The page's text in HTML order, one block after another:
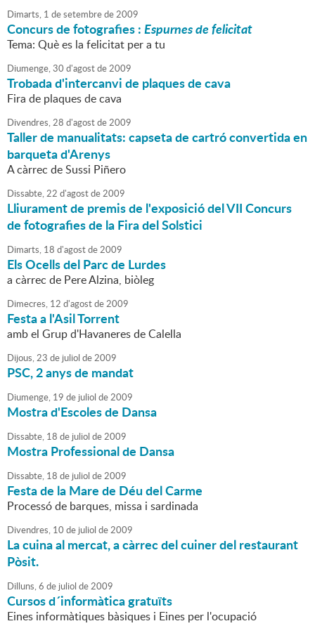
Dimarts, 1 desetembrede2009
Concurs de fotografies :Espurnes de felicitat
Tema: Què es la felicitat per a tu
Diumenge,30 d'agostde2009
Trobada d'intercanvi de plaques de cava
Fira de plaques de cava
Divendres,28 d'agostde2009
Taller de manualitats: capseta de cartró convertida en
barqueta d'Arenys
A càrrec de Sussi Piñero
Dissabte,22 d'agostde2009
Lliurament de premis de l'exposició del VII Concurs
de fotografies de la Fira del Solstici
Dimarts, 18 d'agostde2009
Els Ocells del Parc de Lurdes
a càrrec de Pere Alzina, biòleg
Dimecres, 12 d'agostde2009
Festa a l'Asil Torrent
amb el Grup d'Havaneres de Calella
Dijous,23 de juliol de2009
PSC, 2 anys de mandat
Diumenge, 19 de juliol de2009
Mostra d'Escoles de Dansa
Dissabte, 18 de juliol de2009
Mostra Professional de Dansa
Dissabte, 18 de juliol de2009
Festa de la Mare de Déu del Carme
Processó de barques, missa i sardinada
Divendres, 10 de juliol de2009
La cuina al mercat, a càrrec del cuiner del restaurant
Pòsit.
Dilluns,6 de juliol de2009
Cursos d´informàtica gratuïts
Eines informàtiques bàsiques i Eines per l'ocupació